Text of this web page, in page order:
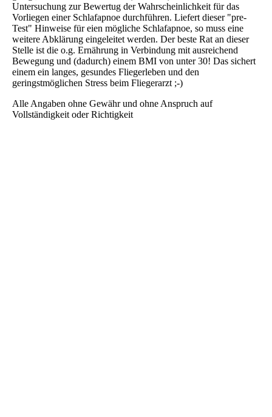
Untersuchung zur Bewertug der Wahrscheinlichkeit für das
Vorliegen einer Schlafapnoe durchführen. Liefert dieser "pre-
Test" Hinweise für eien mögliche Schlafapnoe, so muss eine
weitere Abklärung eingeleitet werden. Der beste Rat an dieser
Stelle ist die o.g. Ernährung in Verbindung mit ausreichend
Bewegung und (dadurch) einem BMI von unter 30! Das sichert
einem ein langes, gesundes Fliegerleben und den
geringstmöglichen Stress beim Fliegerarzt ;-)
Alle Angaben ohne Gewähr und ohne Anspruch auf
Vollständigkeit oder Richtigkeit